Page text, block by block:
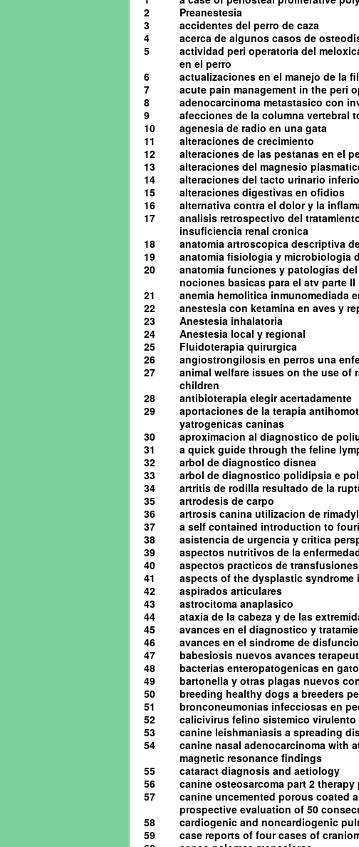
2
Preanestesia
3
accidentes del perro de caza
4
acerca de algunos casos de
5
actividad peri operatoria del
en el perro
6
actualizaciones en el manejo de la
7
acute pain management in the peri
8
adenocarcinoma metastasico con
9
afecciones de la columna vertebral
10
agenesia de radio en una gata
11
alteraciones de crecimiento
12
alteraciones de las pestanas en el
13
alteraciones del magnesio
14
alteraciones del tacto urinario
15
alteraciones digestivas en ofidios
16
alternativa contra el dolor y la
17
analisis retrospectivo del
insuficiencia renal cronica
18
anatomia artroscopica descriptiva
19
anatomia fisiologia y microbiologia
20
anatomia funciones y patologias
nociones basicas para el atv parte II
21
anemia hemolitica inmunomediada
22
anestesia con ketamina en aves y
23
Anestesia inhalatoria
24
Anestesia local y regional
25
Fluidoterapia quirurgica
26
angiostrongilosis en perros una
27
animal welfare issues on the use of
children
28
antibioterapia elegir acertadamente
29
aportaciones de la terapia
yatrogenicas caninas
30
aproximacion al diagnostico de
31
a quick guide through the feline
32
arbol de diagnostico disnea
33
arbol de diagnostico polidipsia e
34
artritis de rodilla resultado de la
35
artrodesis de carpo
36
artrosis canina utilizacion de
37
a self contained introduction to
38
asistencia de urgencia y critica
39
aspectos nutritivos de la
40
aspectos practicos de
41
aspects of the dysplastic
42
aspirados articulares
43
astrocitoma anaplasico
44
ataxia de la cabeza y de las
45
avances en el diagnostico y
46
avances en el sindrome de
47
babesiosis nuevos avances
48
bacterias enteropatogenicas en
49
bartonella y otras plagas nuevos
50
breeding healthy dogs a breeders
51
bronconeumonias infecciosas en
52
calicivirus felino sistemico virulento
53
canine leishmaniasis a spreading
54
canine nasal adenocarcinoma with
magnetic resonance findings
55
cataract diagnosis and aetiology
56
canine osteosarcoma part 2
57
canine uncemented porous coated
prospective evaluation of 50
58
cardiogenic and noncardiogenic
59
case reports of four cases of